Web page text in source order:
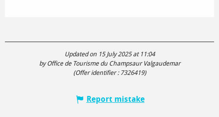
Updated on 15 July 2025 at 11:04
by Office de Tourisme du Champsaur Valgaudemar
(Offer identifier : 7326419)
Report mistake